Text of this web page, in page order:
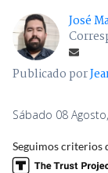
José
Publicado por
Sábado 08
Seguimos criterios